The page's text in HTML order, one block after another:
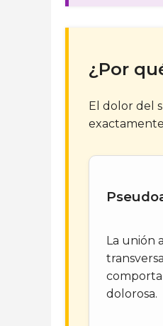
¿Por
El dolor del
La unión
dolorosa.